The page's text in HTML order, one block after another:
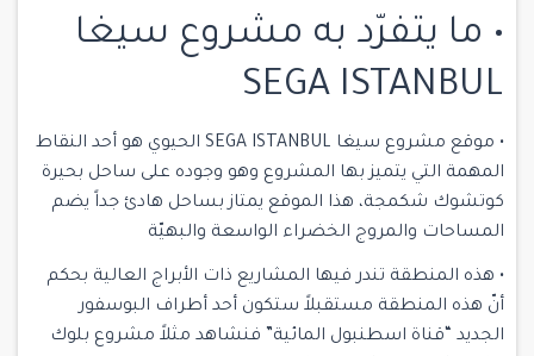
• ما يتفرّد به مشروع سيغا
SEGA ISTANBUL
• موقع مشروع سيغا SEGA ISTANBUL الحيوي هو أحد النقاط
المهمة التي يتميز بها المشروع وهو وجوده على ساحل بحيرة
كوتشوك شكمجة، هذا الموقع يمتاز بساحل هادئ جداً يضم
المساحات والمروج الخضراء الواسعة والبهيّة
• هذه المنطقة تندر فيها المشاريع ذات الأبراج العالية بحكم
أنّ هذه المنطقة مستقبلاً ستكون أحد أطراف البوسفور
الجديد
قناة اسطنبول المائية” فنشاهد مثلاً مشروع بلوك